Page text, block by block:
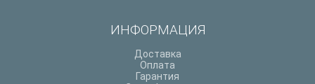
ИНФОРМАЦИЯ
Доставка
Оплата
Гарантия